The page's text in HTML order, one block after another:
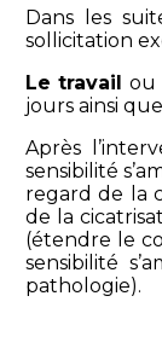
Dans les
sollicitation
Le travail ou
jours ainsi
Après
sensibilité
regard de la
de la
(étendre le
sensibilité
pathologie).